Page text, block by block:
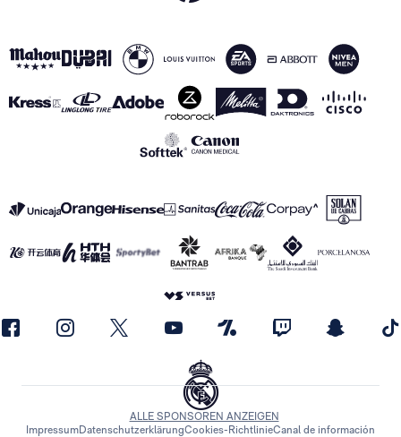
ALLE SPONSOREN ANZEIGEN
ImpressumDatenschutzerklärungCookies-RichtlinieCanal de información